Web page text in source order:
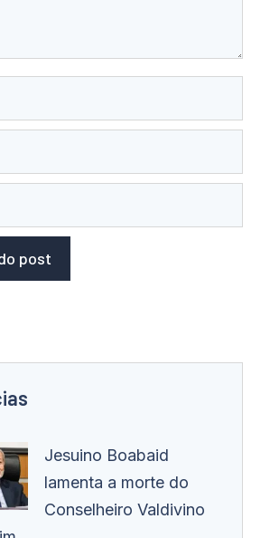
Jesuino Boabaid
lamenta a morte do
Conselheiro Valdivino